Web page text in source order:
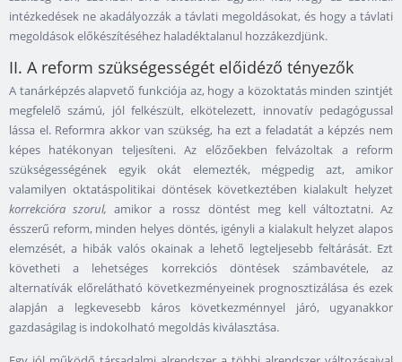
intézkedések ne akadályozzák a távlati megoldásokat, és hogy a távlati
megoldások előkészítéséhez haladéktalanul hozzákezdjünk.
II. A reform szükségességét előidéző tényezők
A tanárképzés alapvető funkciója az, hogy a közoktatás minden szintjét
megfelelő számú, jól felkészült, elkötelezett, innovatív pedagógussal
lássa el. Reformra akkor van szükség, ha ezt a feladatát a képzés nem
képes hatékonyan teljesíteni. Az előzőekben felvázoltak a reform
szükségességének egyik okát elemezték, mégpedig azt, amikor
valamilyen oktatáspolitikai döntések következtében kialakult helyzet
korrekcióra szorul, amikor a rossz döntést meg kell változtatni. Az
ésszerű reform, minden helyes döntés, igényli a kialakult helyzet alapos
elemzését, a hibák valós okainak a lehető legteljesebb feltárását. Ezt
követheti a lehetséges korrekciós döntések számbavétele, az
alternatívák előrelátható következményeinek prognosztizálása és ezek
alapján a legkevesebb káros következménnyel járó, ugyanakkor
gazdaságilag is indokolható megoldás kiválasztása.